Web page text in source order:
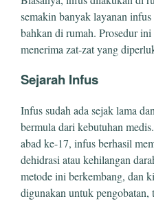
semakin banyak layanan
bahkan di rumah. Prosedur
menerima zat-zat yang
Sejarah Infus
Infus sudah ada sejak lama
bermula dari kebutuhan
abad ke-17, infus berhasil
dehidrasi atau kehilangan
metode ini berkembang, dan
digunakan untuk